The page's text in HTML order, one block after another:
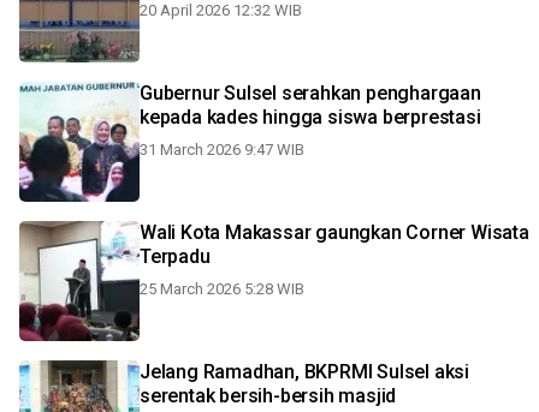
20 April 2026 12:32 WIB
Gubernur Sulsel serahkan penghargaan
kepada kades hingga siswa berprestasi
31 March 2026 9:47 WIB
Wali Kota Makassar gaungkan Corner Wisata
Terpadu
25 March 2026 5:28 WIB
Jelang Ramadhan, BKPRMI Sulsel aksi
serentak bersih-bersih masjid